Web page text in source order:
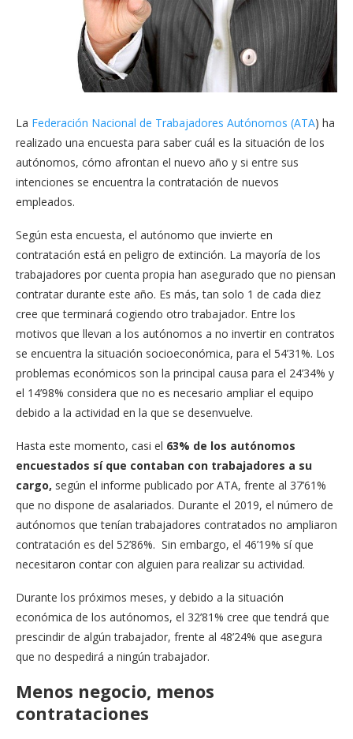
La Federación Nacional de Trabajadores Autónomos (ATA) ha
realizado una encuesta para saber cuál es la situación de los
autónomos, cómo afrontan el nuevo año y si entre sus
intenciones se encuentra la contratación de nuevos
empleados.
Según esta encuesta, el autónomo que invierte en
contratación está en peligro de extinción. La mayoría de los
trabajadores por cuenta propia han asegurado que no piensan
contratar durante este año. Es más, tan solo 1 de cada diez
cree que terminará cogiendo otro trabajador. Entre los
motivos que llevan a los autónomos a no invertir en contratos
se encuentra la situación socioeconómica, para el 54’31%. Los
problemas económicos son la principal causa para el 24’34% y
el 14’98% considera que no es necesario ampliar el equipo
debido a la actividad en la que se desenvuelve.
Hasta este momento, casi el 63% de los autónomos
encuestados sí que contaban con trabajadores a su
cargo, según el informe publicado por ATA, frente al 37’61%
que no dispone de asalariados. Durante el 2019, el número de
autónomos que tenían trabajadores contratados no ampliaron
contratación es del 52’86%. Sin embargo, el 46’19% sí que
necesitaron contar con alguien para realizar su actividad.
Durante los próximos meses, y debido a la situación
económica de los autónomos, el 32’81% cree que tendrá que
prescindir de algún trabajador, frente al 48’24% que asegura
que no despedirá a ningún trabajador.
Menos negocio, menos
contrataciones